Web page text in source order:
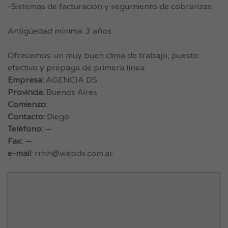
-Sistemas de facturación y seguimiento de cobranzas.
Antigüedad mínima: 3 años.
Ofrecemos: un muy buen clima de trabajo, puesto
efectivo y prepaga de primera línea.
Empresa: AGENCIA DS
Provincia: Buenos Aires
Comienzo:
Contacto: Diego
Teléfono: —
Fax: —
e-mail: rrhh@webds.com.ar